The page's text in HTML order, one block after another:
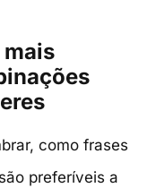
mais
como frases
preferíveis a